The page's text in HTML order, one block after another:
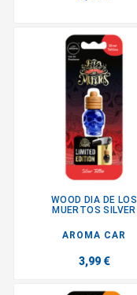
WOOD DIA DE LOS
MUERTOS SILVER
AROMA CAR
3,99 €